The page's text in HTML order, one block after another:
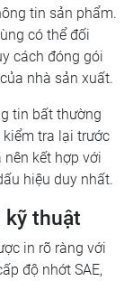
tin sản phẩm.
có thể đối
cách đóng gói
nhà sản xuất.
tin bất thường
tra lại trước
nên kết hợp với
hiệu duy nhất.
kỹ thuật
in rõ ràng với
độ nhớt SAE,